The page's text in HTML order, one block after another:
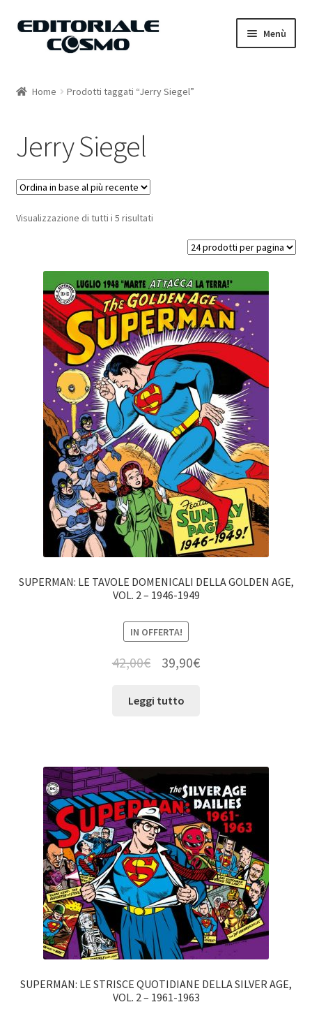
Vai
Vai
Menù
Carrello
Il mio account
Home Prodotti taggati “Jerry Siegel”
Jerry Siegel
Visualizzazione di tutti i 5 risultati
SUPERMAN: LE TAVOLE DOMENICALI DELLA GOLDEN AGE,
VOL. 2 – 1946-1949
IN OFFERTA!
42,00€ 39,90€
Leggi tutto
SUPERMAN: LE STRISCE QUOTIDIANE DELLA SILVER AGE,
VOL. 2 – 1961-1963